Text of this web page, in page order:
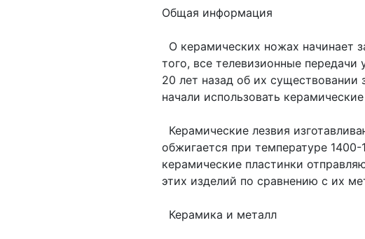
Общая информация
О керамических ножах начинает
того, все телевизионные
20 лет назад об их
начали использовать
Керамические лезвия
обжигается при температуре
керамические пластинки
этих изделий по сравнению с их
Керамика и металл